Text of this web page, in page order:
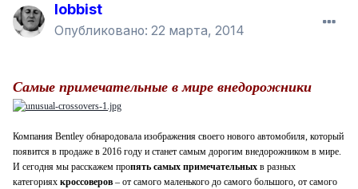
lobbist
Опубликовано: 22 марта, 2014
Самые примечательные в мире внедорожники
Компания Bentley обнародовала изображения своего нового автомобиля, который
появится в продаже в 2016 году и станет самым дорогим внедорожником в мире.
И сегодня мы расскажем пропять самых примечательных в разных
категориях кроссоверов – от самого маленького до самого большого, от самого